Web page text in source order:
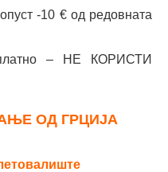
02:15 55 €
02:30 55 €
-10 € од редовната
– НЕ КОРИСТИ
ОД ГРЦИЈА